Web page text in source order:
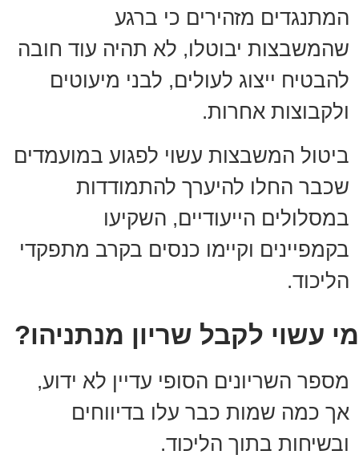
המתנגדים מזהירים כי ברגע
שהמשבצות יבוטלו, לא תהיה עוד חובה
להבטיח ייצוג לעולים, לבני מיעוטים
ולקבוצות אחרות.
ביטול המשבצות עשוי לפגוע במועמדים
שכבר החלו להיערך להתמודדות
במסלולים הייעודיים, השקיעו
בקמפיינים וקיימו כנסים בקרב מתפקדי
הליכוד.
מי עשוי לקבל שריון מנתניהו?
מספר השריונים הסופי עדיין לא ידוע,
אך כמה שמות כבר עלו בדיווחים
ובשיחות בתוך הליכוד.